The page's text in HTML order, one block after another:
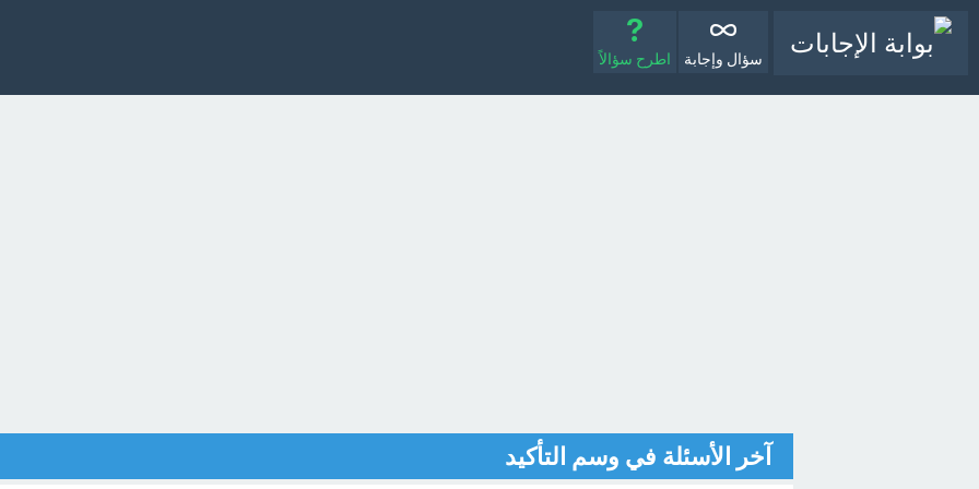
سؤال وإجابة اطرح سؤالاً
آخر الأسئلة في وسم التأكيد